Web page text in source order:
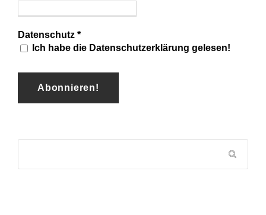
Datenschutz *
Ich habe die Datenschutzerklärung gelesen!